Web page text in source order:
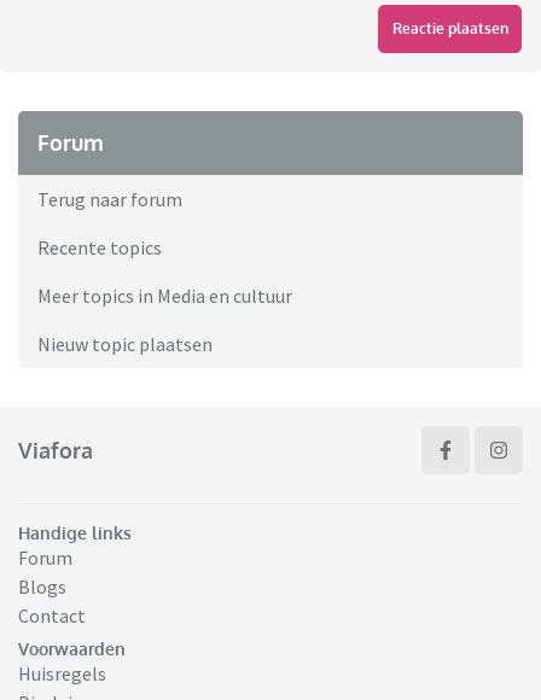
Reactie plaatsen
Forum
Terug naar forum
Recente topics
Meer topics in Media en cultuur
Nieuw topic plaatsen
Viafora
Handige links
Forum
Blogs
Contact
Voorwaarden
Huisregels